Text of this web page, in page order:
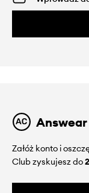
Załóż konto i
Club zyskujesz do